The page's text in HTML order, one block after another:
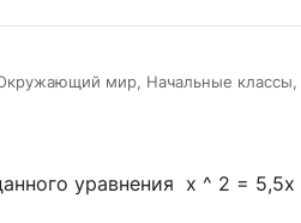
мир, Начальные классы,
уравнения х ^ 2 = 5,5х